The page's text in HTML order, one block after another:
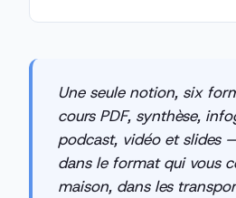
Une seule notion, six
cours PDF, synthèse,
podcast, vidéo et slides
dans le format qui vous
maison, dans les